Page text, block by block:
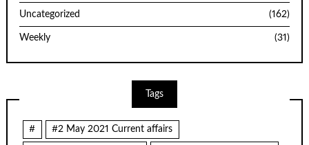
Uncategorized (162)
Weekly (31)
Tags
# #2 May 2021 Current affairs